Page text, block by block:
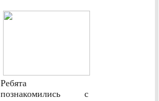
Ребята
познакомились с